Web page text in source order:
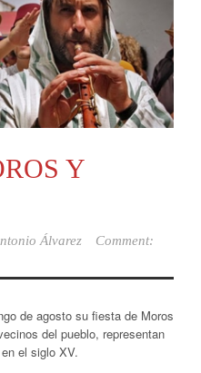
Y
Álvarez
Comment:
de agosto su fiesta de Moros
del pueblo, representan
el siglo XV.